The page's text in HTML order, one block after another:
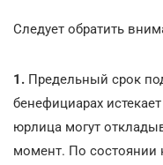
Следует обратить
1. Предельный срок
бенефициарах
юрлица могут
момент. По